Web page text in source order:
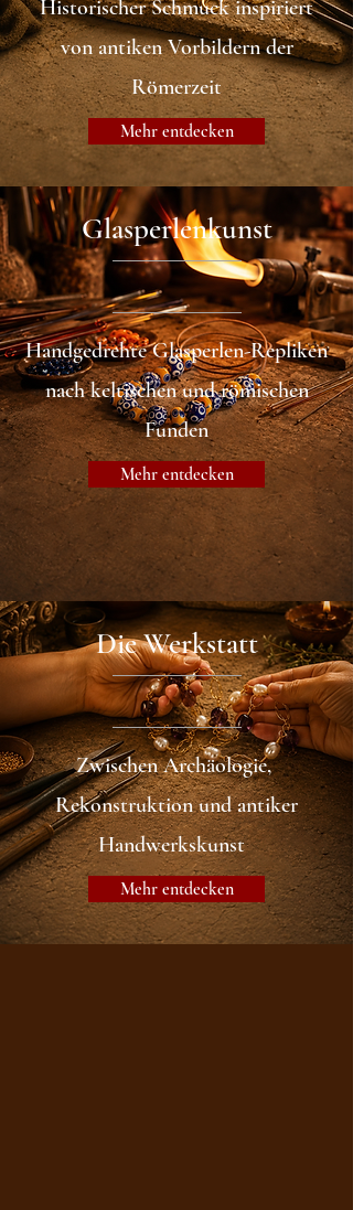
Historischer Schmuck inspiriert
von antiken Vorbildern der
Römerzeit
Mehr entdecken
Glasperlenkunst
Handgedrehte Glasperlen-Repliken
nach keltischen und römischen
Funden
Mehr entdecken
Die Werkstatt
Zwischen Archäologie,
Rekonstruktion und antiker
Handwerkskunst
Mehr entdecken